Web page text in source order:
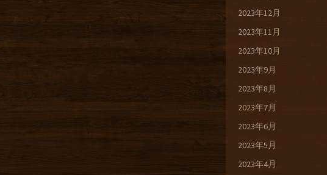
2023年12月
2023年11月
2023年10月
2023年9月
2023年8月
2023年7月
2023年6月
2023年5月
2023年4月